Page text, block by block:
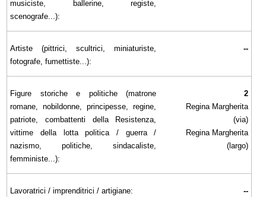
musiciste, ballerine, registe,
scenografe...):
Artiste (pittrici, scultrici, miniaturiste,
fotografe, fumettiste...):
--
Figure storiche e politiche (matrone
romane, nobildonne, principesse, regine,
patriote, combattenti della Resistenza,
vittime della lotta politica / guerra /
nazismo, politiche, sindacaliste,
femministe...):
2
Regina Margherita
(via)
Regina Margherita
(largo)
Lavoratrici / imprenditrici / artigiane: --